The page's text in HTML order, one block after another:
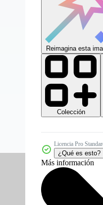
Reimagina esta
Colección
Licencia Pro
¿Qué es esto?
Más información